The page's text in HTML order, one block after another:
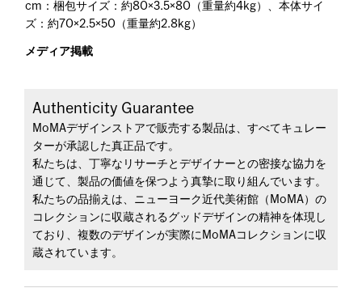
cm：梱包サイズ：約80×3.5×80（重量約4kg）、本体サイ
ズ：約70×2.5×50（重量約2.8kg）
メディア掲載
Authenticity Guarantee
MoMAデザインストアで販売する製品は、すべてキュレー
ターが承認した真正品です。
私たちは、丁寧なリサーチとデザイナーとの密接な協力を
通じて、製品の価値を保つよう真摯に取り組んでいます。
私たちの品揃えは、ニューヨーク近代美術館（MoMA）の
コレクションに収蔵されるグッドデザインの精神を体現し
ており、複数のデザインが実際にMoMAコレクションに収
蔵されています。